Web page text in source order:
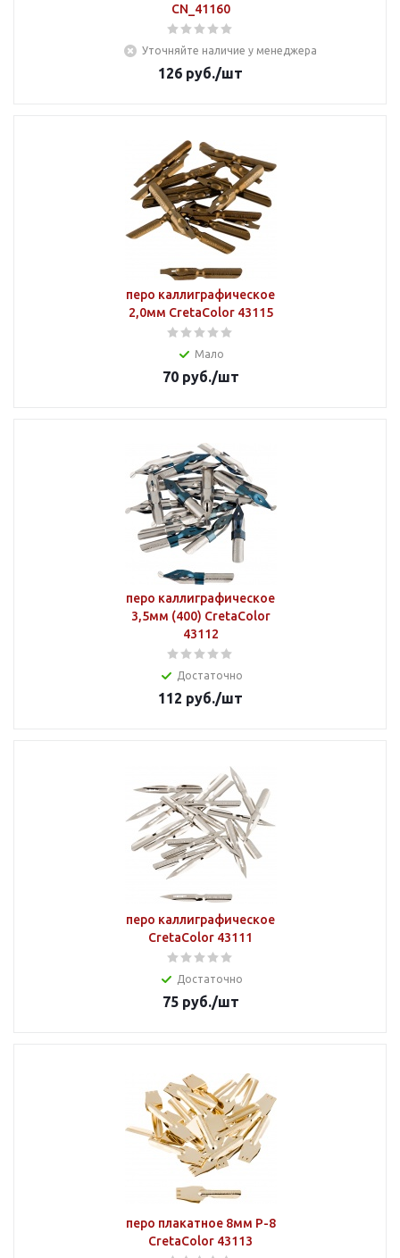
CN_41160
Уточняйте наличие у менеджера
126 руб./шт
перо каллиграфическое
2,0мм CretaColor 43115
Мало
70руб./шт
перо каллиграфическое
3,5мм (400) CretaColor
43112
Достаточно
112 руб./шт
перо каллиграфическое
CretaColor 43111
Достаточно
75руб./шт
перо плакатное 8мм Р-8
CretaColor 43113